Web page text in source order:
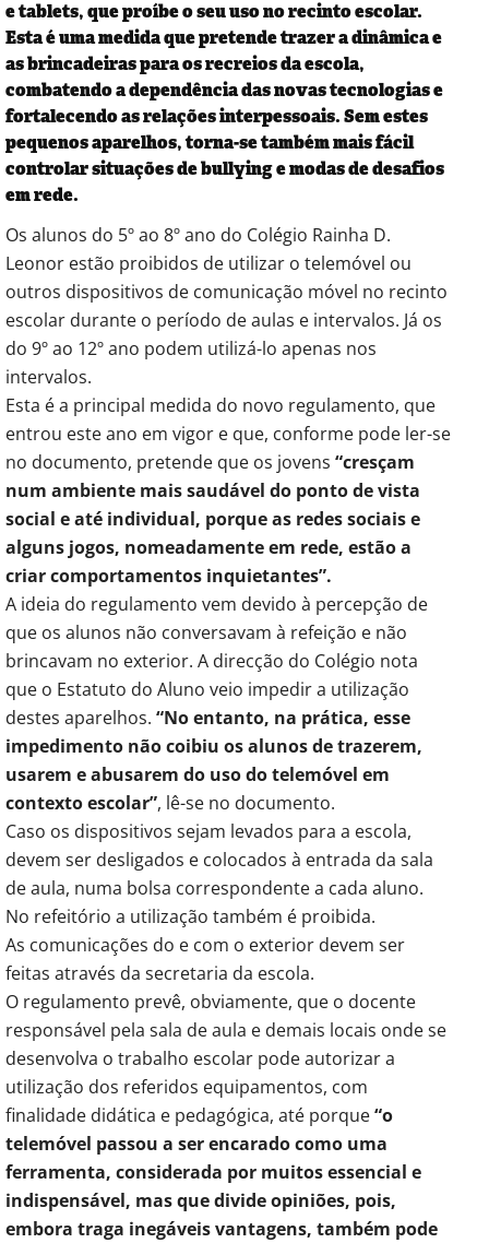
e tablets, que proíbe o seu uso no recinto escolar.
Esta é uma medida que pretende trazer a dinâmica e
as brincadeiras para os recreios da escola,
combatendo a dependência das novas tecnologias e
fortalecendo as relações interpessoais. Sem estes
pequenos aparelhos, torna-se também mais fácil
controlar situações de bullying e modas de desafios
em rede.
Os alunos do 5º ao 8º ano do Colégio Rainha D.
Leonor estão proibidos de utilizar o telemóvel ou
outros dispositivos de comunicação móvel no recinto
escolar durante o período de aulas e intervalos. Já os
do 9º ao 12º ano podem utilizá-lo apenas nos
intervalos.
Esta é a principal medida do novo regulamento, que
entrou este ano em vigor e que, conforme pode ler-se
no documento, pretende que os jovens “cresçam
num ambiente mais saudável do ponto de vista
social e até individual, porque as redes sociais e
alguns jogos, nomeadamente em rede, estão a
criar comportamentos inquietantes”.
A ideia do regulamento vem devido à percepção de
que os alunos não conversavam à refeição e não
brincavam no exterior. A direcção do Colégio nota
que o Estatuto do Aluno veio impedir a utilização
destes aparelhos. “No entanto, na prática, esse
impedimento não coibiu os alunos de trazerem,
usarem e abusarem do uso do telemóvel em
contexto escolar”, lê-se no documento.
Caso os dispositivos sejam levados para a escola,
devem ser desligados e colocados à entrada da sala
de aula, numa bolsa correspondente a cada aluno.
No refeitório a utilização também é proibida.
As comunicações do e com o exterior devem ser
feitas através da secretaria da escola.
O regulamento prevê, obviamente, que o docente
responsável pela sala de aula e demais locais onde se
desenvolva o trabalho escolar pode autorizar a
utilização dos referidos equipamentos, com
finalidade didática e pedagógica, até porque“o
telemóvel passou a ser encarado como uma
ferramenta, considerada por muitos essencial e
indispensável, mas que divide opiniões, pois,
embora traga inegáveis vantagens, também pode